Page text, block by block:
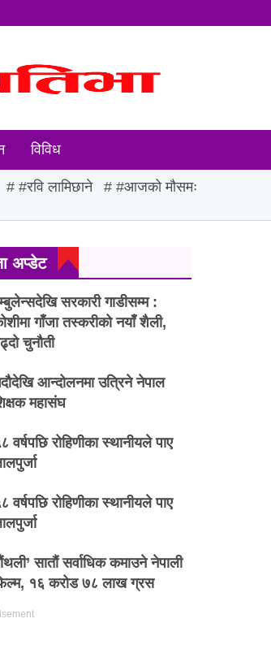
विविध
#रवि लामिछाने
#आजको मौसमः
अप्डेट
सरकारी गाडीसम्म :
गाँजा तस्करीको नयाँ शैली,
चुनौती
आन्दोलनमा उत्रिने नेपाल
महासंघ
वर्षपछि रोहिणीका स्थानीयले पाए
वर्षपछि रोहिणीका स्थानीयले पाए
सातौं सर्वाधिक कमाउने नेपाली
१६ करोड ७८ लाख ग्रस